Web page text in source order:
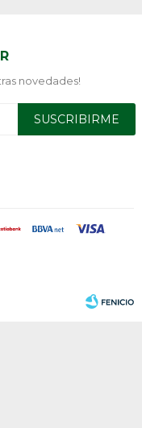
novedades!
SUSCRIBIRME